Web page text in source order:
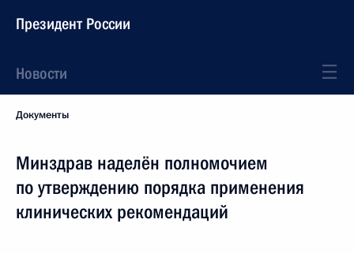
Президент России
Новости
Документы
Минздрав наделён полномочием
по утверждению порядка применения
клинических рекомендаций